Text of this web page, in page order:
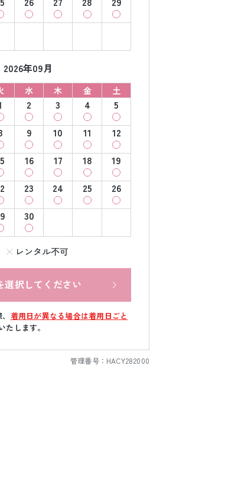
2026年09月
水 木 金 土
2 3 4
5
9 10 11
12
16 17 18
19
23 24 25
26
30
レンタル不可
選択してください
着用日が異なる場合は着用日ごと
たします。
管理番号： HACY282000